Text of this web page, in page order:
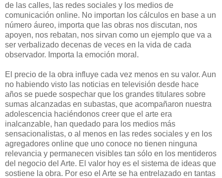
de las calles, las redes sociales y los medios de
comunicación online. No importan los cálculos en base a un
número áureo, importa que las obras nos discutan, nos
apoyen, nos rebatan, nos sirvan como un ejemplo que va a
ser verbalizado decenas de veces en la vida de cada
observador. Importa la emoción moral.
El precio de la obra influye cada vez menos en su valor. Aun
no habiendo visto las noticias en televisión desde hace
años se puede sospechar que los grandes titulares sobre
sumas alcanzadas en subastas, que acompañaron nuestra
adolescencia haciéndonos creer que el arte era
inalcanzable, han quedado para los medios más
sensacionalistas, o al menos en las redes sociales y en los
agregadores online que uno conoce no tienen ninguna
relevancia y permanecen visibles tan sólo en los mentideros
del negocio del Arte. El valor hoy es el sistema de ideas que
sostiene la obra. Por eso el Arte se ha entrelazado en tantas